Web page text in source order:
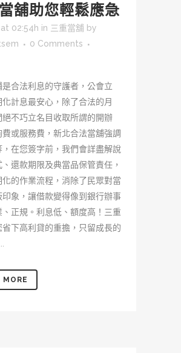
舖助您輕鬆應急
02:54h in 三重當舖 by
0 Comments
是合法利息的守護者，公會立
計息最安心，除了合法的月
絕不巧立名目收取所謂的開辦
費或服務費，新北合法當舖強調
，在您簽字前，我們會詳盡解說
、還款期限及典當品保管責任，
化的作業流程，消除了民眾對當
印象，讓借款變得像到銀行辦事
、正規。利息低、額度高！三重
省下高利貸的重擔，只留成長的
MORE